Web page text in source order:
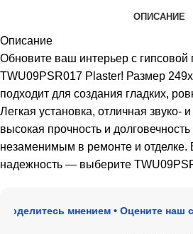
ОПИСАНИЕ
Описание
Обновите ваш интерьер с гипсовой
TWU09PSR017 Plaster! Размер
подходит для создания гладких,
Легкая установка, отличная звуко-
высокая прочность и
незаменимым в ремонте и отделке.
надежность — выберите
мнением • Оцените наш